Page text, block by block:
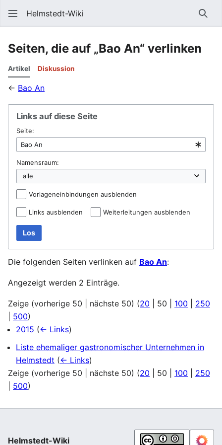
Helmstedt-Wiki
Seiten, die auf „Bao An“ verlinken
Artikel Diskussion
← Bao An
Links auf diese Seite
Seite:
Namensraum:
Vorlageneinbindungen ausblenden
Links ausblenden Weiterleitungen ausblenden
Los
Die folgenden Seiten verlinken auf Bao An:
Angezeigt werden 2 Einträge.
Zeige (vorherige 50 nächste 50) (20 50 100
250
500)
2015 (← Links)
Liste ehemaliger gastronomischer Unternehmen in
Helmstedt (← Links)
Zeige (vorherige 50 nächste 50) (20 50 100
250
500)
Helmstedt-Wiki